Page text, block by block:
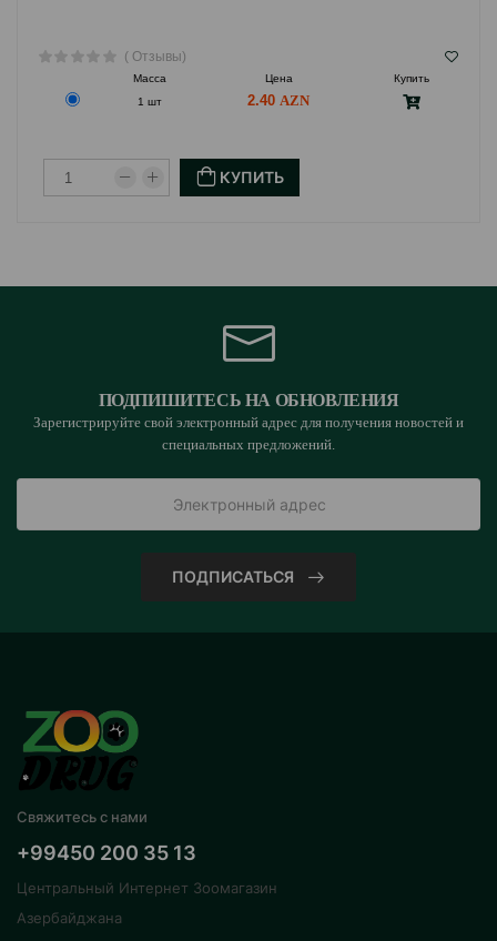
Влага – 80 %
Кошки весом 1-2,5 кг – 100-200 гр в день.
Кошки весом 2,5-6 кг – 200-300 гр в день.
У животного всегда должен быть доступ к чистой
( Отзывы)
Масса Цена
Купить
1 шт
2.40
КУПИТЬ
ПОДПИШИТЕСЬ НА ОБНОВЛЕНИЯ
Зарегистрируйте свой электронный адрес для получения новостей и
специальных предложений.
ПОДПИСАТЬСЯ
Свяжитесь с нами
+99450 200 35 13
Центральный Интернет Зоомагазин
Азербайджана